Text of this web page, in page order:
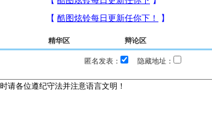
精华区 辩论区
匿名发表：
隐藏地址：